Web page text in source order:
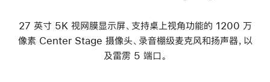
27 英寸 5K 视网膜显示屏、支持桌上视角功能的 1200 万
像素 Center Stage 摄像头、录音棚级麦克风和扬声器，以
及雷雳 5 端口。